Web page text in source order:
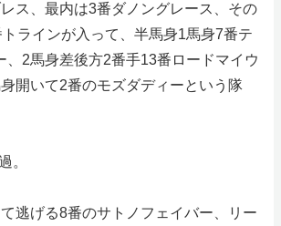
ス、最内は3番ダノングレース、その
ラインが入って、半馬身1馬身7番テ
、2馬身差後方2番手13番ロードマイウ
開いて2番のモズダディーという隊
。
逃げる8番のサトノフェイバー、リー